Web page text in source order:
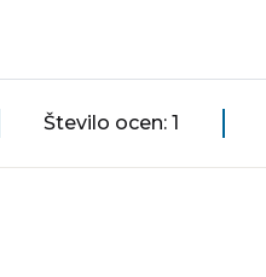
Število ocen: 1